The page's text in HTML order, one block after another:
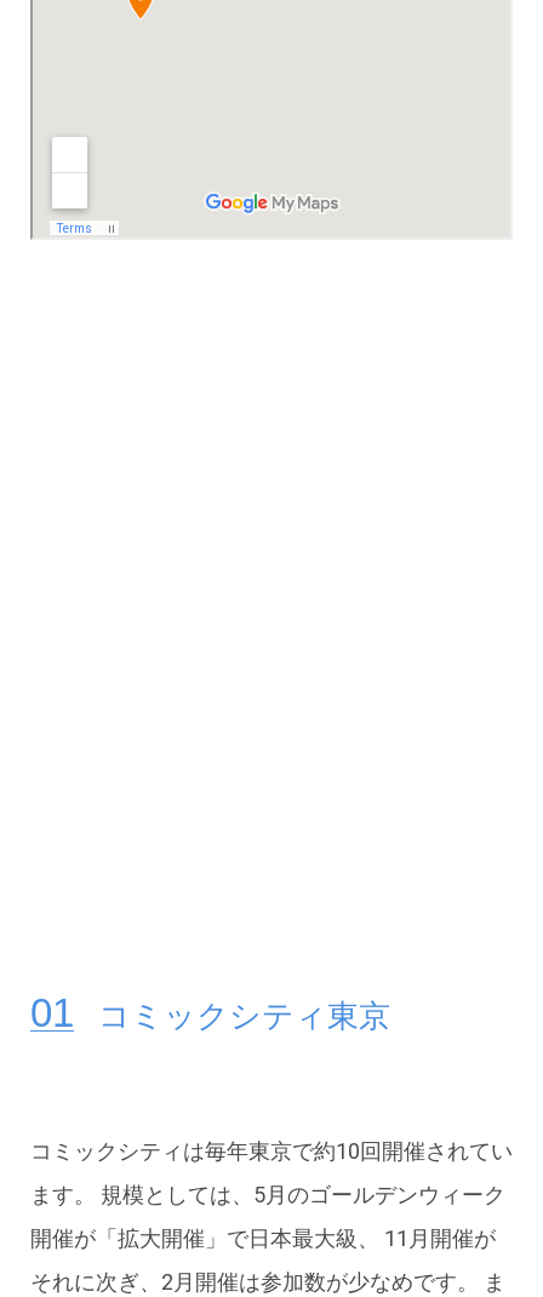
コミックシティ東京
コミックシティは毎年東京で約10回開催されてい
ます。 規模としては、5月のゴールデンウィーク
開催が「拡大開催」で日本最大級、 11月開催が
それに次ぎ、2月開催は参加数が少なめです。 ま